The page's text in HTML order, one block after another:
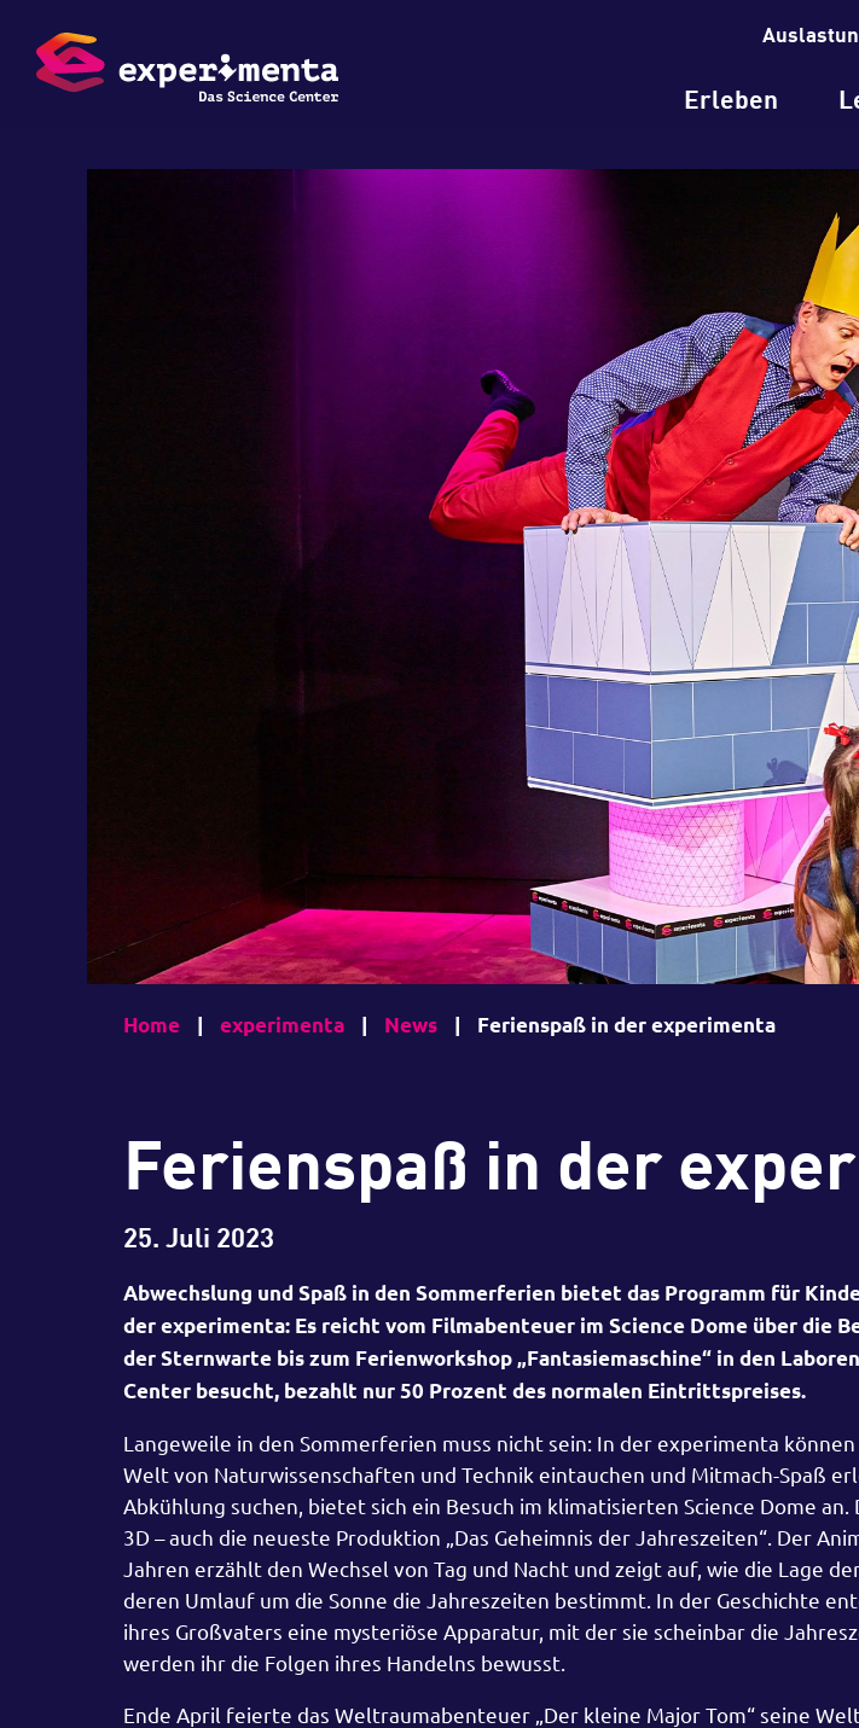
Erleben
Home | experimenta | News | Ferienspaß in der experimenta
Ferienspaß in der
25. Juli 2023
Abwechslung und Spaß in den Sommerferien bietet das Programm für
der experimenta: Es reicht vom Filmabenteuer im Science Dome über die
der Sternwarte bis zum Ferienworkshop „Fantasiemaschine“ in den
Center besucht, bezahlt nur 50 Prozent des normalen Eintrittspreises.
Langeweile in den Sommerferien muss nicht sein: In der experimenta
Welt von Naturwissenschaften und Technik eintauchen und Mitmach-Spaß
Abkühlung suchen, bietet sich ein Besuch im klimatisierten Science Dome
3D – auch die neueste Produktion „Das Geheimnis der Jahreszeiten“. Der
Jahren erzählt den Wechsel von Tag und Nacht und zeigt auf, wie die Lage
deren Umlauf um die Sonne die Jahreszeiten bestimmt. In der Geschichte
ihres Großvaters eine mysteriöse Apparatur, mit der sie scheinbar die
werden ihr die Folgen ihres Handelns bewusst.
Ende April feierte das Weltraumabenteuer „Der kleine Major Tom“ seine